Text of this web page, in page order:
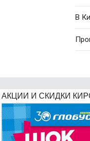
В
АКЦИИ И СКИДКИ